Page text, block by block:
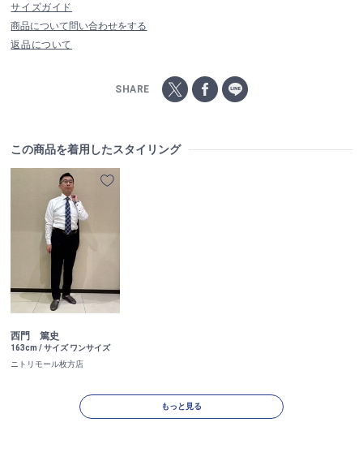
サイズガイド
商品について問い合わせをする
返品について
SHARE
この商品を着用したスタイリング
西門 篤史
163cm / サイズ ワンサイズ
ニトリモール枚方店
もっと見る